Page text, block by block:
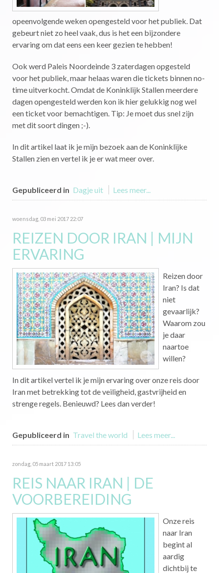
opeenvolgende weken opengesteld voor het publiek. Dat
gebeurt niet zo heel vaak, dus is het een bijzondere
ervaring om dat eens een keer gezien te hebben!
Ook werd Paleis Noordeinde 3 zaterdagen opgesteld
voor het publiek, maar helaas waren die tickets binnen no-
time uitverkocht. Omdat de Koninklijk Stallen meerdere
dagen opengesteld werden kon ik hier gelukkig nog wel
een ticket voor bemachtigen. Tip: Je moet dus snel zijn
met dit soort dingen ;-).
In dit artikel laat ik je mijn bezoek aan de Koninklijke
Stallen zien en vertel ik je er wat meer over.
Gepubliceerd in Dagje uit Lees meer...
woensdag, 03 mei 2017 22:07
REIZEN DOOR IRAN | MIJN
ERVARING
Reizen door
Iran? Is dat
niet
gevaarlijk?
Waarom zou
je daar
naartoe
willen?
In dit artikel vertel ik je mijn ervaring over onze reis door
Iran met betrekking tot de veiligheid, gastvrijheid en
strenge regels. Benieuwd? Lees dan verder!
Gepubliceerd in Travel the world Lees meer...
zondag, 05 maart 2017 13:05
REIS NAAR IRAN | DE
VOORBEREIDING
Onze reis
naar Iran
begint al
aardig
dichtbij te